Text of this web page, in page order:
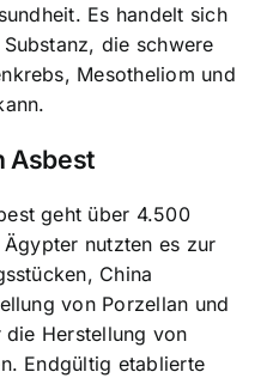
Es handelt sich
die schwere
Mesotheliom und
Asbest
geht über 4.500
nutzten es zur
China
von Porzellan und
Herstellung von
Endgültig etablierte